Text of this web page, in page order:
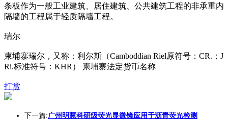
条板作为一般工业建筑、居住建筑、公共建筑工程的非承重内
隔墙的工程属于轻质隔墙工程。
瑞尔
柬埔寨瑞尔，又称：利尔斯（Camboddian Riel原符号：CR.；J
Ri.标准符号：KHR） 柬埔寨法定货币名称
打赏
下一篇:广州明慧科研级荧光显微镜应用于沥青荧光检测